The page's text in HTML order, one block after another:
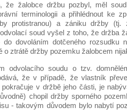
že žalobce držbu pozbyl, měl
terminologii a přihlédnout ke
protistranou) a zániku držby (tj.
soud vyšel z toho, že držba
dovoláním dotčeného rozsudku
o ztrátě držby pozemku žalobcem
odvolacího soudu o tzv.
že v případě, že vlastník
v držbě jeho části, je
chopil držby sporného
- takovým důvodem bylo nabytí